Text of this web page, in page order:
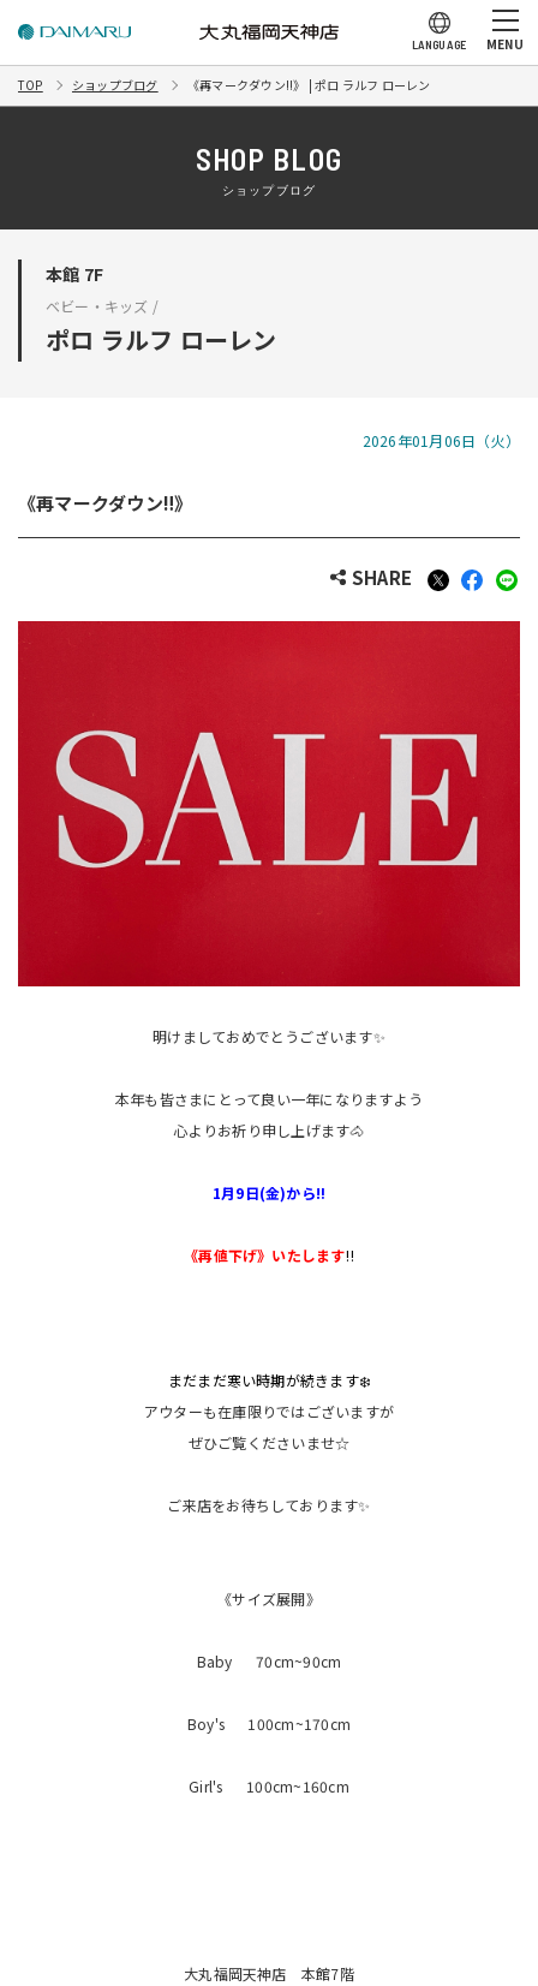
LANGUAGE MENU
TOP ショップブログ 《再マークダウン‼️》 | ポロ ラルフ ローレン
SHOP BLOG
ショップブログ
本館 7F
ベビー・キッズ /
ポロ ラルフ ローレン
2026年01月06日（火）
《再マークダウン‼️》
SHARE
明けましておめでとうございます✨
本年も皆さまにとって良い一年になりますよう
心よりお祈り申し上げます🐴
1月9日(金)から‼️
《再値下げ》いたします‼️
まだまだ寒い時期が続きます❄️
アウターも在庫限りではございますが
ぜひご覧くださいませ☆
ご来店をお待ちしております✨
《サイズ展開》
Baby 70cm~90cm
Boy's 100cm~170cm
Girl's 100cm~160cm
大丸福岡天神店 本館7階